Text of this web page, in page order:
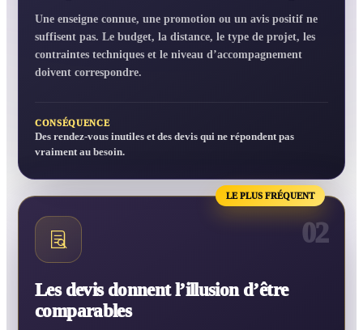
Une enseigne connue, une promotion ou un avis positif ne
suffisent pas. Le budget, la distance, le type de projet, les
contraintes techniques et le niveau d’accompagnement
doivent correspondre.
CONSÉQUENCE
Des rendez-vous inutiles et des devis qui ne répondent pas
vraiment au besoin.
LE PLUS FRÉQUENT
02
Les devis donnent l’illusion d’être
comparables